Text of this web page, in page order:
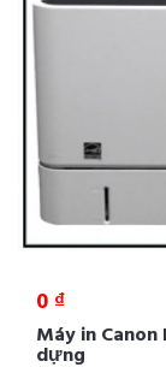
0 ₫
Máy in Canon
dựng